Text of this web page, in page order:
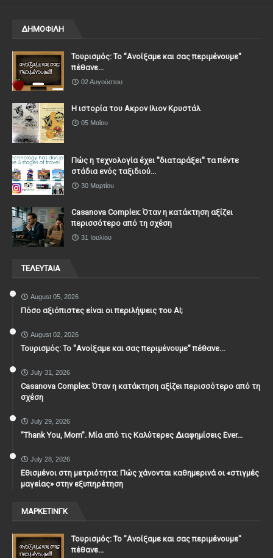
ΔΗΜΟΦΙΛΗ
Τουρισμός: Το "Ανοίξαμε και σας περιμένουμε"
πέθανε...
02 Αυγούστου
Η ιστορία του Ακρον Ιλιον Κρυστάλ
05 Μαΐου
Πώς η τεχνολογία έχει ''διαταράξει'' τα πέντε
στάδια ενός ταξιδιού...
30 Μαρτίου
Casanova Complex: Όταν η κατάκτηση αξίζει
περισσότερο από τη σχέση
31 Ιουλίου
ΤΕΛΕΥΤΑΙΑ
August 05, 2026
Πόσο αξιόπιστες είναι οι περιλήψεις του ΑΙ;
August 02, 2026
Τουρισμός: Το "Ανοίξαμε και σας περιμένουμε" πέθανε...
July 31, 2026
Casanova Complex: Όταν η κατάκτηση αξίζει περισσότερο από τη
σχέση
July 29, 2026
"Thank You, Mοm". Μία από τις Καλύτερες Διαφημίσεις Ever...
July 28, 2026
Εθισμένοι στη μετριότητα: Πώς χάνονται καθημερινά οι «στιγμές
μαγείας» στην εξυπηρέτηση
ΜΑΡΚΕΤΙΝΓΚ
Τουρισμός: Το "Ανοίξαμε και σας περιμένουμε"
πέθανε...